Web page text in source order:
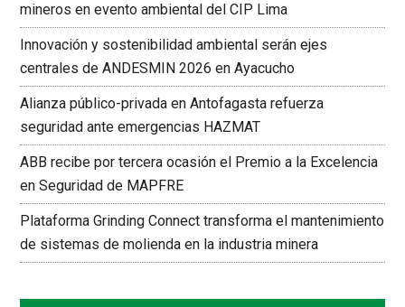
mineros en evento ambiental del CIP Lima
Innovación y sostenibilidad ambiental serán ejes
centrales de ANDESMIN 2026 en Ayacucho
Alianza público-privada en Antofagasta refuerza
seguridad ante emergencias HAZMAT
ABB recibe por tercera ocasión el Premio a la Excelencia
en Seguridad de MAPFRE
Plataforma Grinding Connect transforma el mantenimiento
de sistemas de molienda en la industria minera